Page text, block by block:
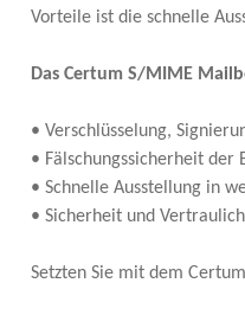
Vorteile ist die schnelle
Das Certum S/MIME
• Verschlüsselung,
• Fälschungssicherheit der
• Schnelle Ausstellung in
• Sicherheit und
Setzten Sie mit dem